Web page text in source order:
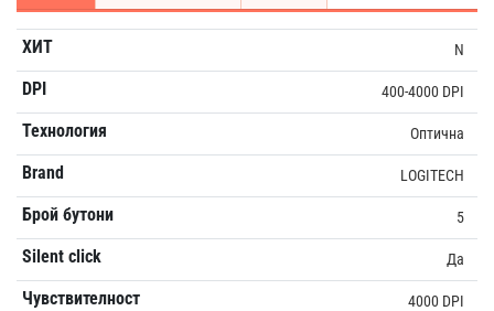
ХИТ N
DPI 400-4000 DPI
Технология Оптична
Brand LOGITECH
Брой бутони 5
Silent click Да
Чувствителност 4000 DPI